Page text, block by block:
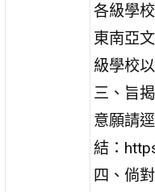
各級學
東南亞
級學校
三、旨
意願請
結：
四、倘